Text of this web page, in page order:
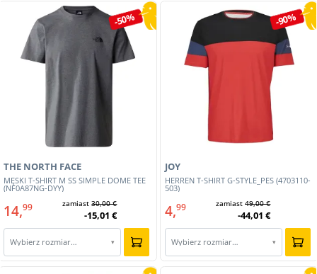
-50%
MĘSKI T-SHIRT M SS SIMPLE DOME TEE
(NF0A87NG-DYY)
THE NORTH FACE
14,99 zamiast30,00 €
-15,01 €
Wybierz rozmiar… ▾
-90%
HERREN T-SHIRT G-STYLE_PES (4703110-
503)
JOY
4,99 zamiast49,00 €
-44,01 €
Wybierz rozmiar… ▾